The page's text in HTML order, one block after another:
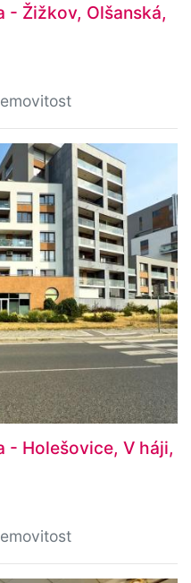
- Žižkov, Olšanská,
- Holešovice, V háji,